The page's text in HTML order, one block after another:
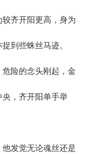
齐开阳更高，身为
到些蛛丝马迹。
险的念头刚起，金
，齐开阳单手举
发觉无论魂丝还是